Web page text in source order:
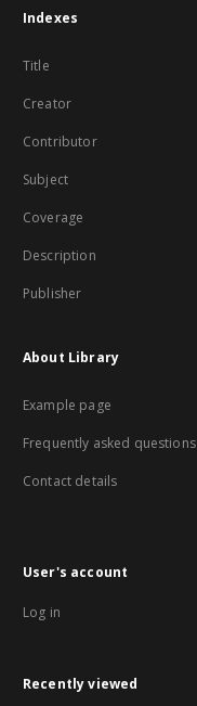
Indexes
Title
Creator
Contributor
Subject
Coverage
Description
Publisher
About Library
Example page
Frequently asked questions
Contact details
User's account
Log in
Recently viewed